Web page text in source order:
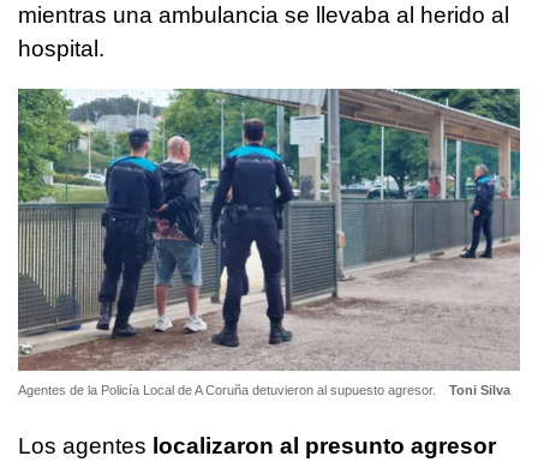
mientras una ambulancia se llevaba al herido al
hospital.
Agentes de la Policía Local de A Coruña detuvieron al supuesto agresor. Toni Silva
Los agentes localizaron al presunto agresor